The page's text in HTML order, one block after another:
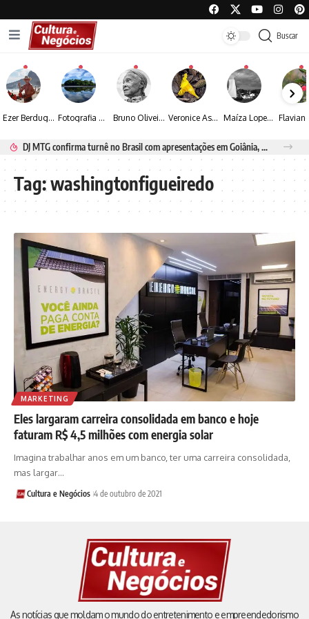
Buscar
Ezer Berdugo transforma experiências multiculturais e memórias em narrativas visuais por meio da fotografia Fotografia de Fátima Carlini transforma paisagens naturais em experiências de contemplação Bruno Oliveira retrata o cotidiano urbano por meio da fotografia em preto e branco Veronice Assini Saes transforma a natureza em fotografias marcadas pela sensibilidade Maíza Lopes transforma cultura popular baiana em narrativas fotográficas
DJ MTG confirma turnê no Brasil com apresentações em Goiânia, Porto Seguro e Rio de Janeiro
Tag:washingtonfigueiredo
MARKETING
Eles largaram carreira consolidada em banco e hoje
faturam R$ 4,5 milhões com energia solar
Imagina trabalhar anos em um banco, ter uma carreira consolidada,
mas largar…
Cultura e Negócios 4 de outubro de 2021
As notícias que moldam o mundo do entretenimento e empreendedorismo